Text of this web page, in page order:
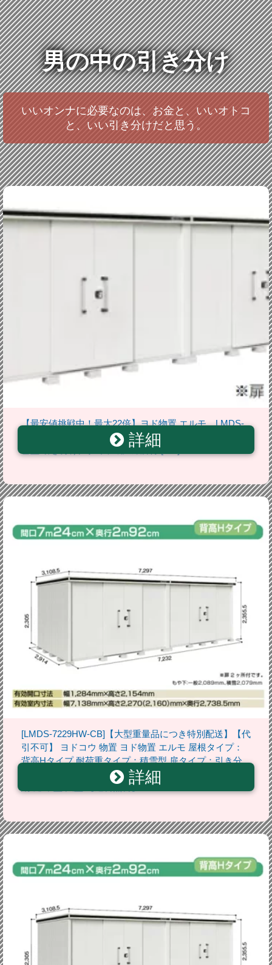
男の中の引き分け
いいオンナに必要なのは、お金と、いいオトコ
と、いい引き分けだと思う。
【最安値挑戦中！最大22倍】ヨド物置 エルモ LMDS-
7229HW 間口7m24cm ×奥行2m92cm 背高Hタイプ 積
雪型 引き分け戸タイプ 扉2カ所付 [♪▲]
詳細
[LMDS-7229HW-CB]【大型重量品につき特別配送】【代
引不可】 ヨドコウ 物置 ヨド物置 エルモ 屋根タイプ：
背高Hタイプ 耐荷重タイプ：積雪型 扉タイプ：引き分
け戸(扉2ヶ所付） カシミヤベージュ 屋外 収納庫 屋外収
納 庭 中型 大型 【送料無料】
詳細